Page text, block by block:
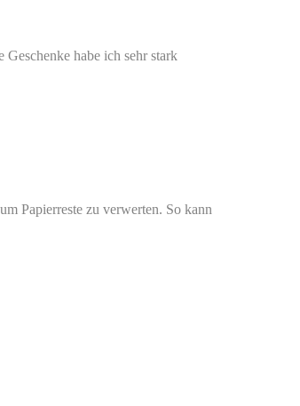
habe ich sehr stark
Papierreste zu verwerten. So kann